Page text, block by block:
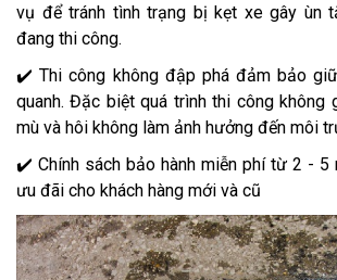
vụ để tránh tình trạng bị kẹt xe gây ùn
đang thi công.
✔️ Thi công không đập phá đảm bảo
quanh. Đặc biệt quá trình thi công không
mù và hôi không làm ảnh hưởng đến môi
✔️ Chính sách bảo hành miễn phí từ 2 - 5
ưu đãi cho khách hàng mới và cũ